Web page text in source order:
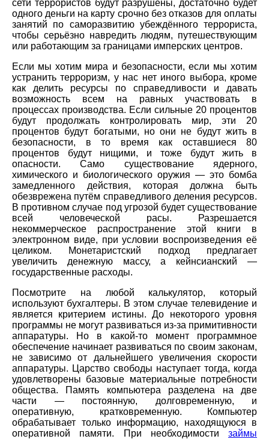
сети террористов будут разрушены, достаточно будет
одного деньги на карту срочно без отказов для оплаты
занятий по саморазвитию убеждённого террориста,
чтобы серьёзно навредить людям, путешествующим
или работающим за границами имперских центров.
Если мы хотим мира и безопасности, если мы хотим
устранить терроризм, у нас нет иного выбора, кроме
как делить ресурсы по справедливости и давать
возможность всем на равных участвовать в
процессах производства. Если сильные 20 процентов
будут продолжать контролировать мир, эти 20
процентов будут богатыми, но они не будут жить в
безопасности, в то время как оставшиеся 80
процентов будут нищими, и тоже будут жить в
опасности. Само существование ядерного,
химического и биологического оружия — это бомба
замедленного действия, которая должна быть
обезврежена путём справедливого деления ресурсов.
В противном случае под угрозой будет существование
всей человеческой расы. Разрешается
некоммерческое распространение этой книги в
электронном виде, при условии воспроизведения её
целиком. Монетаристский подход предлагает
увеличить денежную массу, а кейнсианский —
государственные расходы.
Посмотрите на любой калькулятор, который
используют бухгалтеры. В этом случае телевидение и
является критерием истины. До некоторого уровня
программы не могут развиваться из-за примитивности
аппаратуры. Но в какой-то момент программное
обеспечение начинает развиваться по своим законам,
не зависимо от дальнейшего увеличения скорости
аппаратуры. Царство свободы наступает тогда, когда
удовлетворены базовые материальные потребности
общества. Память компьютера разделена на две
части — постоянную, долговременную, и
оперативную, кратковременную. Компьютер
обрабатывает только информацию, находящуюся в
оперативной памяти. При необходимости займы